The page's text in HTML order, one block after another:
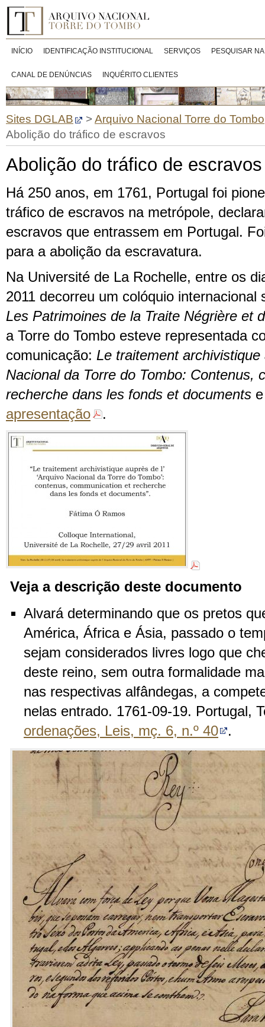
INÍCIO IDENTIFICAÇÃO INSTITUCIONAL SERVIÇOS PESQUISAR
CANAL DE DENÚNCIAS INQUÉRITO CLIENTES
Sites DGLAB >Arquivo Nacional Torre do Tombo
Abolição do tráfico de escravos
Abolição do tráfico de escravos
Há 250 anos, em 1761, Portugal foi
tráfico de escravos na metrópole,
escravos que entrassem em Portugal.
para a abolição da escravatura.
Na Université de La Rochelle, entre os
2011 decorreu um colóquio internacional
Les Patrimoines de la Traite Négrière et
a Torre do Tombo esteve representada
comunicação: Le traitement archivistique
Nacional da Torre do Tombo: Contenus,
recherche dans les fonds et documents
apresentação
.
Veja a descrição deste documento
Alvará determinando que os pretos
América, África e Ásia, passado o
sejam considerados livres logo que
deste reino, sem outra formalidade
nas respectivas alfândegas, a
nelas entrado. 1761-09-19. Portugal,
ordenações, Leis, mç. 6, n.º 40
.